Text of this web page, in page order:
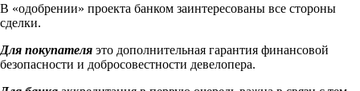
В «одобрении» проекта банком заинтересованы все стороны
сделки.
Для покупателя это дополнительная гарантия финансовой
безопасности и добросовестности девелопера.